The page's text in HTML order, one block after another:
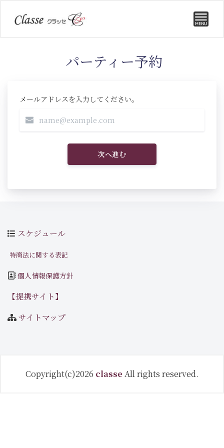
パーティー予約
メールアドレスを入力してください。
次へ進む
スケジュール
特商法に関する表記
個人情報保護方針
【提携サイト】
サイトマップ
Copyright(c)2026 classe All rights reserved.